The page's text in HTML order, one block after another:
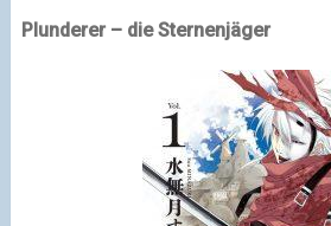
Plunderer – die Sternenjäger